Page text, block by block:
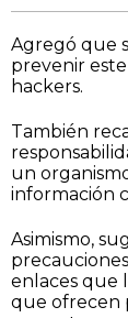
Agregó que
prevenir
hackers.
También
un
información
Asimismo,
enlaces que
que ofrecen